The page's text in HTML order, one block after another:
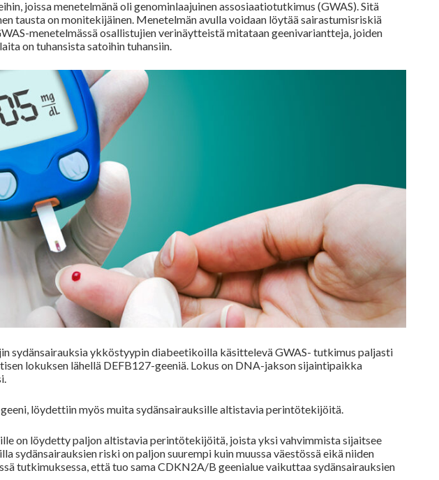
joissa menetelmänä oli genominlaajuinen assosiaatiotutkimus (GWAS). Sitä
tausta on monitekijäinen. Menetelmän avulla voidaan löytää sairastumisriskiä
menetelmässä osallistujien verinäytteistä mitataan geenivariantteja, joiden
on tuhansista satoihin tuhansiin.
sydänsairauksia ykköstyypin diabeetikoilla käsittelevä GWAS- tutkimus paljasti
lokuksen lähellä DEFB127-geeniä. Lokus on DNA-jakson sijaintipaikka
löydettiin myös muita sydänsairauksille altistavia perintötekijöitä.
on löydetty paljon altistavia perintötekijöitä, joista yksi vahvimmista sijaitsee
sydänsairauksien riski on paljon suurempi kuin muussa väestössä eikä niiden
tutkimuksessa, että tuo samaCDKN2A/B geenialue vaikuttaa sydänsairauksien